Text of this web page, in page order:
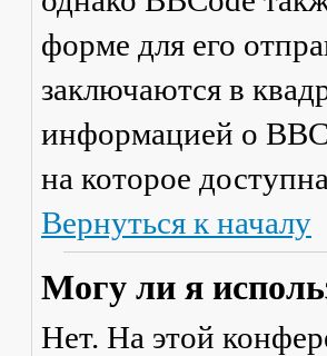
форме для его
заключаются в
информацией о
на которое
Вернуться к началу
Могу ли я
Нет. На этой